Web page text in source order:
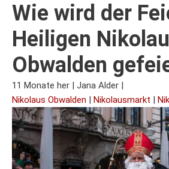
Wie wird der
Heiligen
Obwalden
11 Monate her | Jana Alder |
Nikolaus Obwalden | Nikolausmarkt |